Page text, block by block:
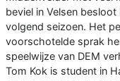
beviel in Velsen
volgend seizoen. Het
voorschotelde sprak
speelwijze van DEM
Tom Kok is student in